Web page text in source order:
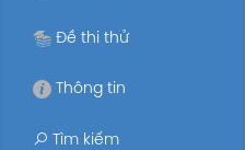
Đề thi thử
Thông tin
Tìm kiếm